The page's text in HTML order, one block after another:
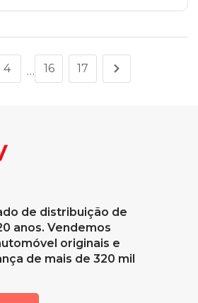
4 … 16 17
de distribuição de
anos. Vendemos
originais e
de mais de 320 mil